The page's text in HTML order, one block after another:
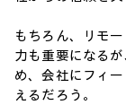
もちろん、リモ
力も重要になる
め、会社にフィ
えるだろう。